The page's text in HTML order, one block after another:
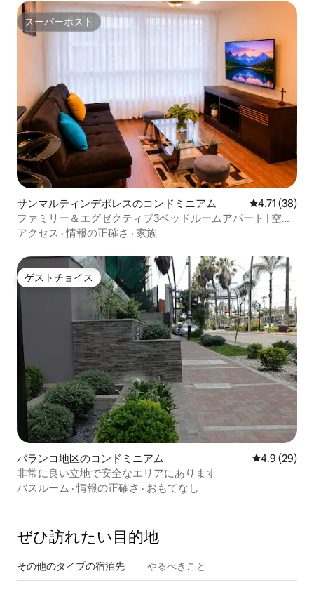
スーパーホスト
スーパーホスト
サンマルティンデポレスのコンドミニアム レビュー38
4.71 (38)
ファミリー＆エグゼクティブ3ベッドルームアパート | 空港
とプラザノルテ
アクセス ·情報の正確さ · 家族
ゲストチョイス
ゲストチョイス
バランコ地区のコンドミニアム レビュー29
4.9 (29)
非常に良い立地で安全なエリアにあります
バスルーム ·情報の正確さ · おもてなし
ぜひ訪⁠れ⁠た⁠い目⁠的⁠地
その他のタ⁠イ⁠プ⁠の宿⁠泊⁠先 やるべきこと